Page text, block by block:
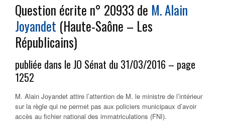
Question écrite n° 20933 de M. Alain
Joyandet (Haute-Saône – Les
Républicains)
publiée dans le JO Sénat du 31/03/2016 – page
1252
M. Alain Joyandet attire l’attention de M. le ministre de l’intérieur
sur la règle qui ne permet pas aux policiers municipaux d’avoir
accès au fichier national des immatriculations (FNI).